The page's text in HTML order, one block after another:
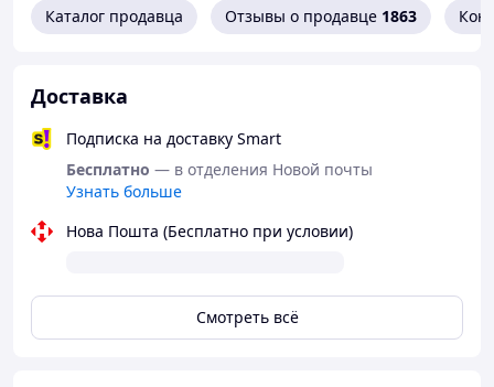
Каталог продавца Отзывы о продавце 1863
Доставка
Подписка на доставку Smart
Бесплатно — в отделения Новой почты
Узнать больше
Нова Пошта (Бесплатно при условии)
Смотреть всё